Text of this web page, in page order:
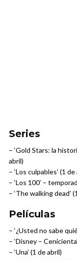
Series
– ‘Gold Stars: la
abril)
– ‘Los culpables’ (1 de
– ‘Los 100’ –
– ‘The walking dead’
Películas
– ‘¿Usted no sabe
– ‘Disney –
– ‘Una’ (1 de abril)